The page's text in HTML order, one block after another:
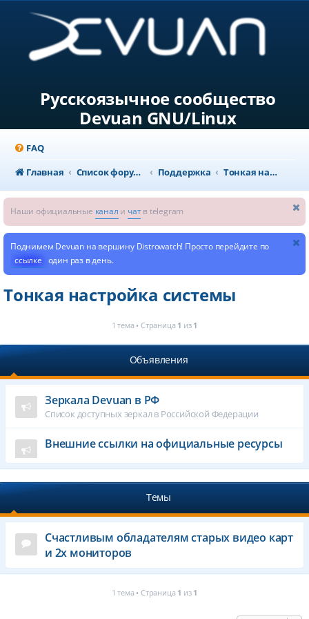
Русскоязычное сообщество
Devuan GNU/Linux
FAQ
Главная
Список форумов Поддержка Тонкая настройка системы
Наши официальные канал и чатв telegram
Поднимем Devuan на вершину Distrowatch! Просто перейдите по
ссылке один раз в день.
Тонкая настройка системы
1 тема • Страница 1 из 1
Объявления
Зеркала Devuan в РФ
Список доступных зеркал в Российской Федерации
Внешние ссылки на официальные ресурсы
Темы
Счастливым обладателям старых видео карт
и 2х мониторов
1 тема • Страница 1 из 1